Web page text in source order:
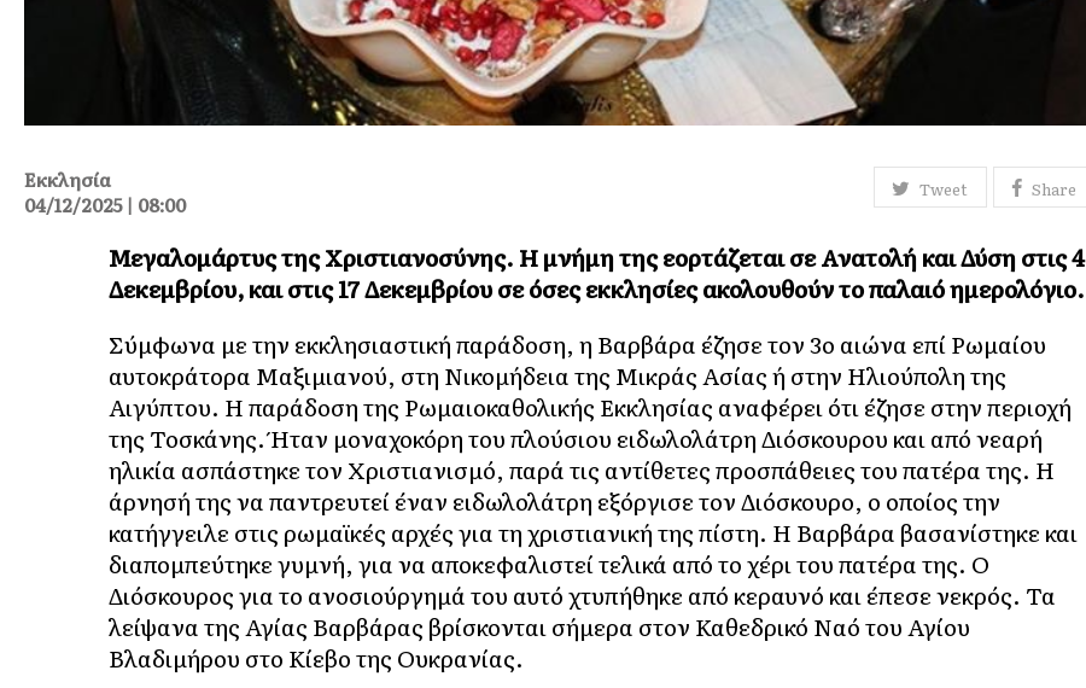
Tweet Share
Εκκλησία
04/12/2025 | 08:00
Μεγαλομάρτυς της Χριστιανοσύνης. Η μνήμη της εορτάζεται σε Ανατολή και Δύση στις 4
Δεκεμβρίου, και στις 17 Δεκεμβρίου σε όσες εκκλησίες ακολουθούν το παλαιό ημερολόγιο.
Σύμφωνα με την εκκλησιαστική παράδοση, η Βαρβάρα έζησε τον 3ο αιώνα επί Ρωμαίου
αυτοκράτορα Μαξιμιανού, στη Νικομήδεια της Μικράς Ασίας ή στην Ηλιούπολη της
Αιγύπτου. Η παράδοση της Ρωμαιοκαθολικής Εκκλησίας αναφέρει ότι έζησε στην περιοχή
της Τοσκάνης. Ήταν μοναχοκόρη του πλούσιου ειδωλολάτρη Διόσκουρου και από νεαρή
ηλικία ασπάστηκε τον Χριστιανισμό, παρά τις αντίθετες προσπάθειες του πατέρα της. Η
άρνησή της να παντρευτεί έναν ειδωλολάτρη εξόργισε τον Διόσκουρο, ο οποίος την
κατήγγειλε στις ρωμαϊκές αρχές για τη χριστιανική της πίστη. Η Βαρβάρα βασανίστηκε και
διαπομπεύτηκε γυμνή, για να αποκεφαλιστεί τελικά από το χέρι του πατέρα της. Ο
Διόσκουρος για το ανοσιούργημά του αυτό χτυπήθηκε από κεραυνό και έπεσε νεκρός. Τα
λείψανα της Αγίας Βαρβάρας βρίσκονται σήμερα στον Καθεδρικό Ναό του Αγίου
Βλαδιμήρου στο Κίεβο της Ουκρανίας.